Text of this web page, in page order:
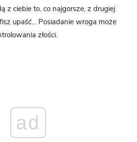
z ciebie to, co najgorsze, z drugiej
upaść… Posiadanie wroga może
złości.
ad